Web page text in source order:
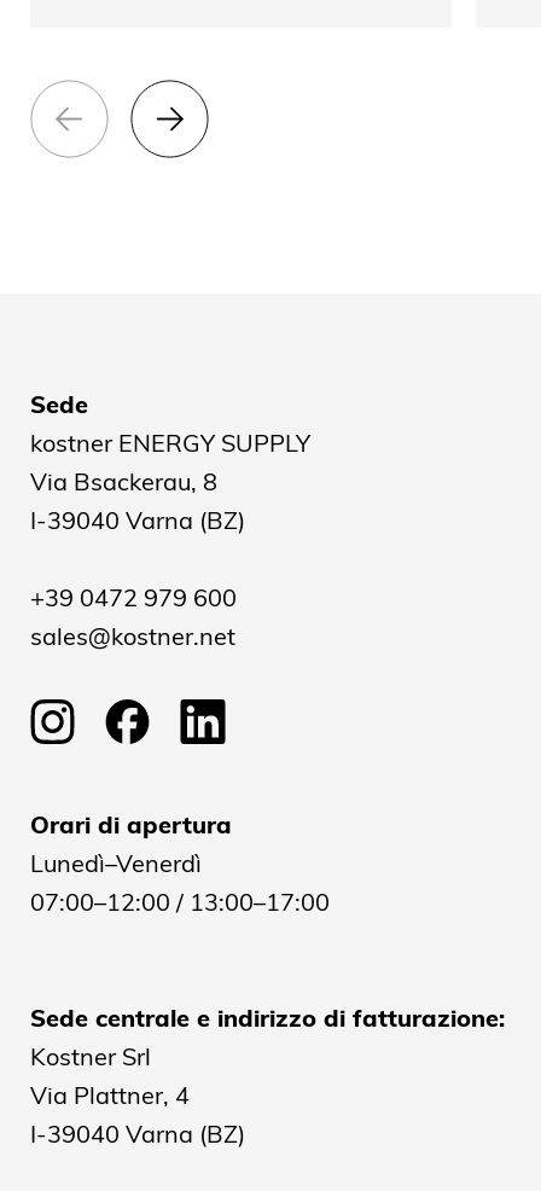
Sede
kostner ENERGY SUPPLY
Via Bsackerau, 8
I-39040 Varna (BZ)
+39 0472 979 600
sales@kostner.net
Orari di apertura
Lunedì–Venerdì
07:00–12:00 / 13:00–17:00
Sede centrale e indirizzo di fatturazione:
Kostner Srl
Via Plattner, 4
I-39040 Varna (BZ)